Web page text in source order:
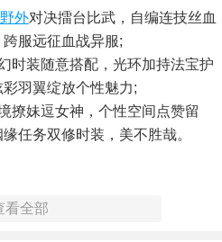
野外对决擂台比武，自编连技丝血
服远征血战异服;
时装随意搭配，光环加持法宝护
羽翼绽放个性魅力;
撩妹逗女神，个性空间点赞留
任务双修时装，美不胜哉。
起来绚丽无比;
看全部